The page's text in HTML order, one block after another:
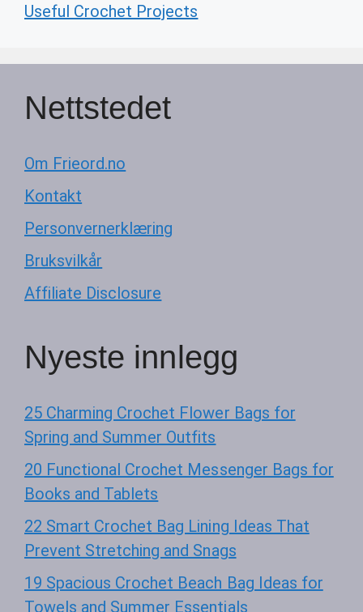
Useful Crochet Projects
Nettstedet
Om Frieord.no
Kontakt
Personvernerklæring
Bruksvilkår
Affiliate Disclosure
Nyeste innlegg
25 Charming Crochet Flower Bags for
Spring and Summer Outfits
20 Functional Crochet Messenger Bags for
Books and Tablets
22 Smart Crochet Bag Lining Ideas That
Prevent Stretching and Snags
19 Spacious Crochet Beach Bag Ideas for
Towels and Summer Essentials